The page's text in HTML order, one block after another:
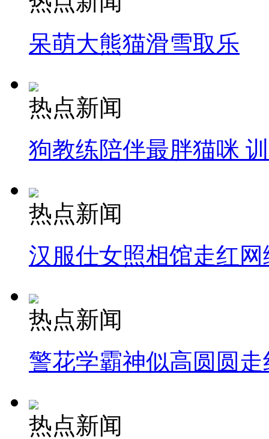
呆萌大熊猫滑雪取乐
热点新闻
狗教练陪伴最胖猫咪
热点新闻
汉服仕女照相馆走红网
热点新闻
警花学霸神似高圆圆走
热点新闻